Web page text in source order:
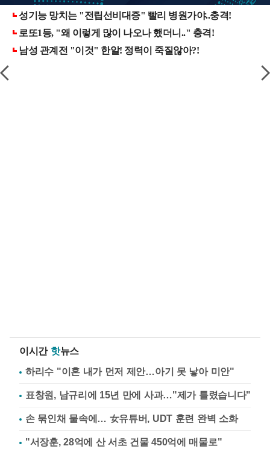
이시간 핫뉴스
하리수 "이혼 내가 먼저 제안…아기 못 낳아 미안"
표창원, 남규리에 15년 만에 사과…"제가 틀렸습니다"
손 묶인채 물속에… 女유튜버, UDT 훈련 완벽 소화
"서장훈, 28억에 산 서초 건물 450억에 매물로"